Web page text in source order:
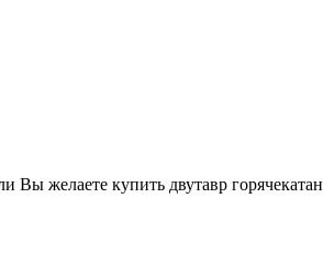
Вы желаете купить двутавр